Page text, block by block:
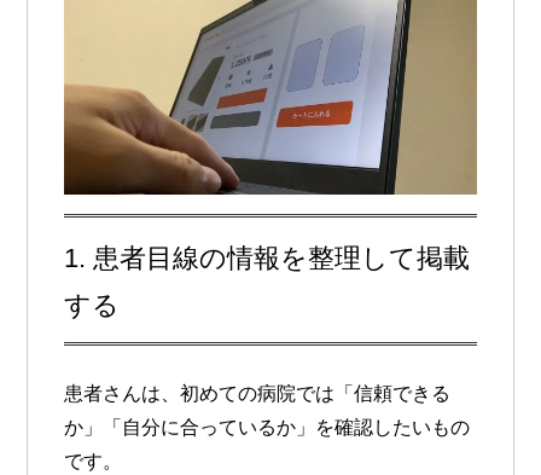
1. 患者目線の情報を整理して掲載
する
患者さんは、初めての病院では「信頼できる
か」「自分に合っているか」を確認したいもの
です。